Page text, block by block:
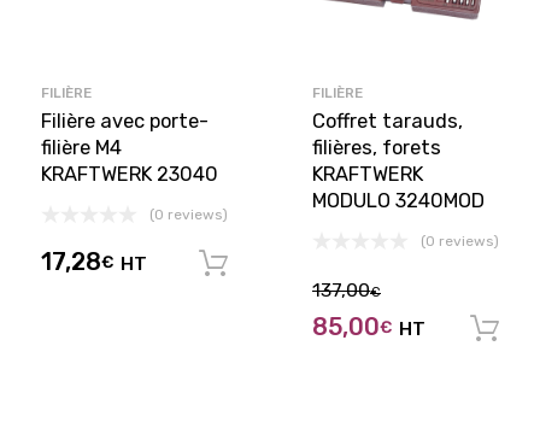
FILIÈRE
Filière avec porte-
filière M4
KRAFTWERK 23040
(0 reviews)
17,28€ HT
FILIÈRE
Coffret tarauds,
filières, forets
KRAFTWERK
MODULO 3240MOD
(0 reviews)
137,00€
85,00€ HT